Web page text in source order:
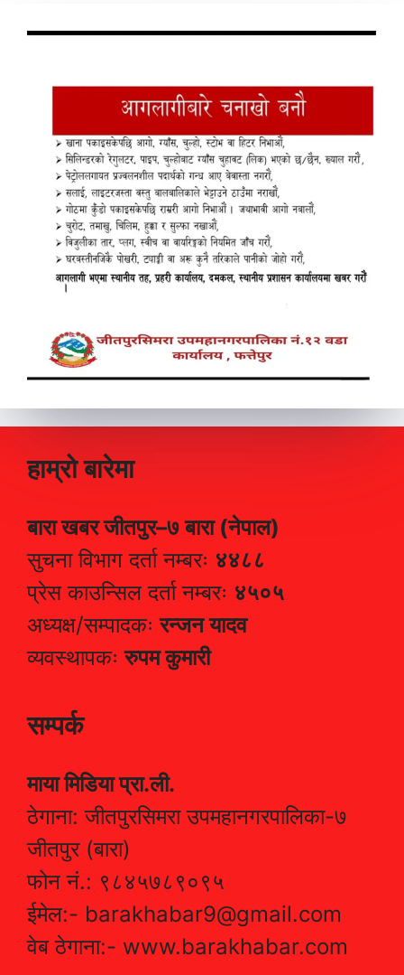
हाम्रो बारेमा
बारा खबर जीतपुर–७ बारा (नेपाल)
सुचना विभाग दर्ता नम्बरः ४४८८
प्रेस काउन्सिल दर्ता नम्बरः ४५०५
अध्यक्ष/सम्पादकःरन्जन यादव
व्यवस्थापकःरुपम कुमारी
सम्पर्क
माया मिडिया प्रा.ली.
ठेगाना: जीतपुरसिमरा उपमहानगरपालिका-७
जीतपुर (बारा)
फोन नं.: ९८४५७८९०९५
ईमेल:- barakhabar9@gmail.com
वेब ठेगाना:- www.barakhabar.com